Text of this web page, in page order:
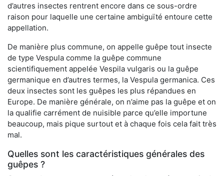
d’autres insectes rentrent encore dans ce sous-ordre
raison pour laquelle une certaine ambiguïté entoure cette
appellation.
De manière plus commune, on appelle guêpe tout insecte
de type Vespula comme la guêpe commune
scientifiquement appelée Vespila vulgaris ou la guêpe
germanique en d’autres termes, la Vespula germanica. Ces
deux insectes sont les guêpes les plus répandues en
Europe. De manière générale, on n’aime pas la guêpe et on
la qualifie carrément de nuisible parce qu’elle importune
beaucoup, mais pique surtout et à chaque fois cela fait très
mal.
Quelles sont les caractéristiques générales des
guêpes ?